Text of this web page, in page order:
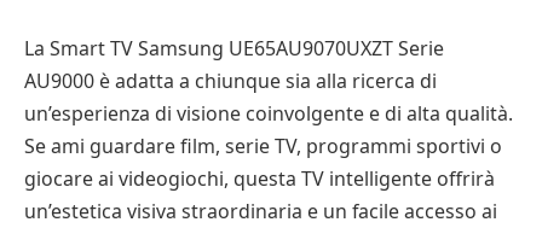
La Smart TV Samsung UE65AU9070UXZT Serie
AU9000 è adatta a chiunque sia alla ricerca di
un’esperienza di visione coinvolgente e di alta qualità.
Se ami guardare film, serie TV, programmi sportivi o
giocare ai videogiochi, questa TV intelligente offrirà
un’estetica visiva straordinaria e un facile accesso ai